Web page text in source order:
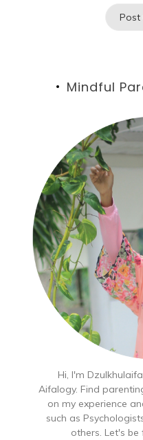
Mindful
Hi, I'm
Aifalogy. Find
on my experience
such as
others. Let's